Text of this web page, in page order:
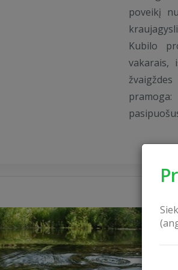
poveikį
Kubilo
vakarais,